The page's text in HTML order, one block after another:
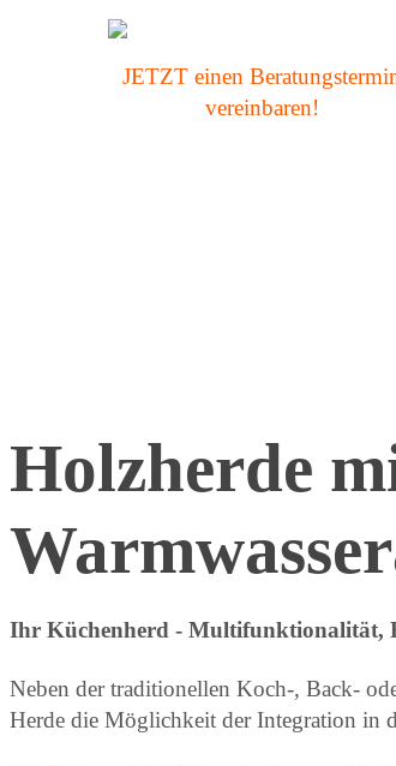
JETZT einen
vereinbaren!
nur einen ...
Holzherde
Ihr Küchenherd - Multifunktionalität,
Neben der traditionellen Koch-, Back-
Herde die Möglichkeit der Integration in